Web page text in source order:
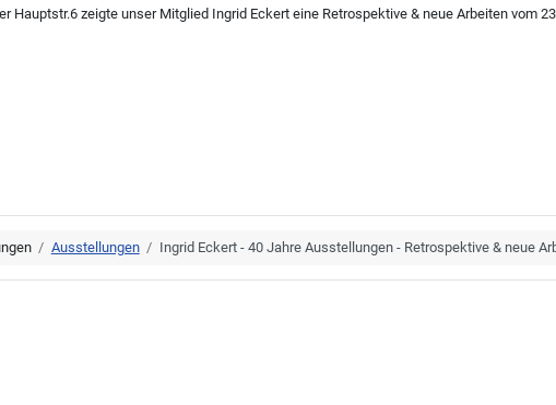
Hauptstr.6 zeigte unser Mitglied Ingrid Eckert eine Retrospektive & neue Arbeiten vom
Ausstellungen Ingrid Eckert - 40 Jahre Ausstellungen - Retrospektive & neue